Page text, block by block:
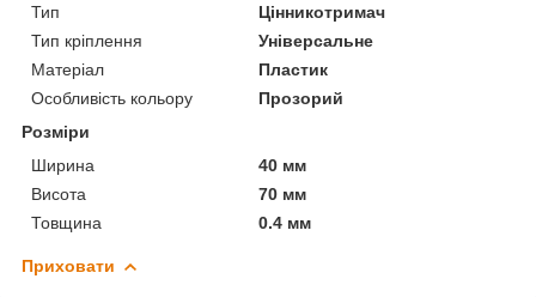
Тип
Цінникотримач
Тип кріплення
Універсальне
Матеріал
Пластик
Особливість кольору
Прозорий
Розміри
Ширина
40 мм
Висота
70 мм
Товщина
0.4 мм
Приховати